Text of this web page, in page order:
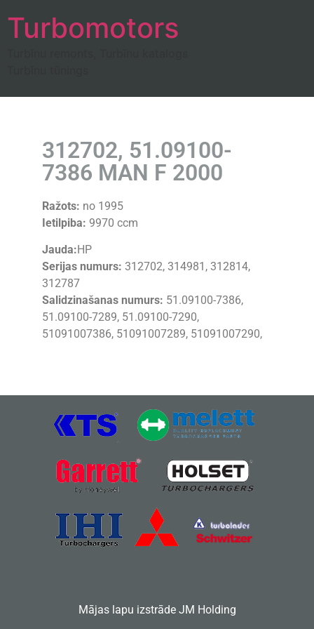
Turbomotors
312702, 51.09100-
7386 MAN F 2000
Ražots: no 1995
Ietilpiba: 9970 ccm
Jauda: HP
Serijas numurs: 312702, 314981, 312814,
312787
Salidzinašanas numurs: 51.09100-7386,
51.09100-7289, 51.09100-7290,
51091007386, 51091007289, 51091007290,
Mājas lapu izstrādeJM Holding